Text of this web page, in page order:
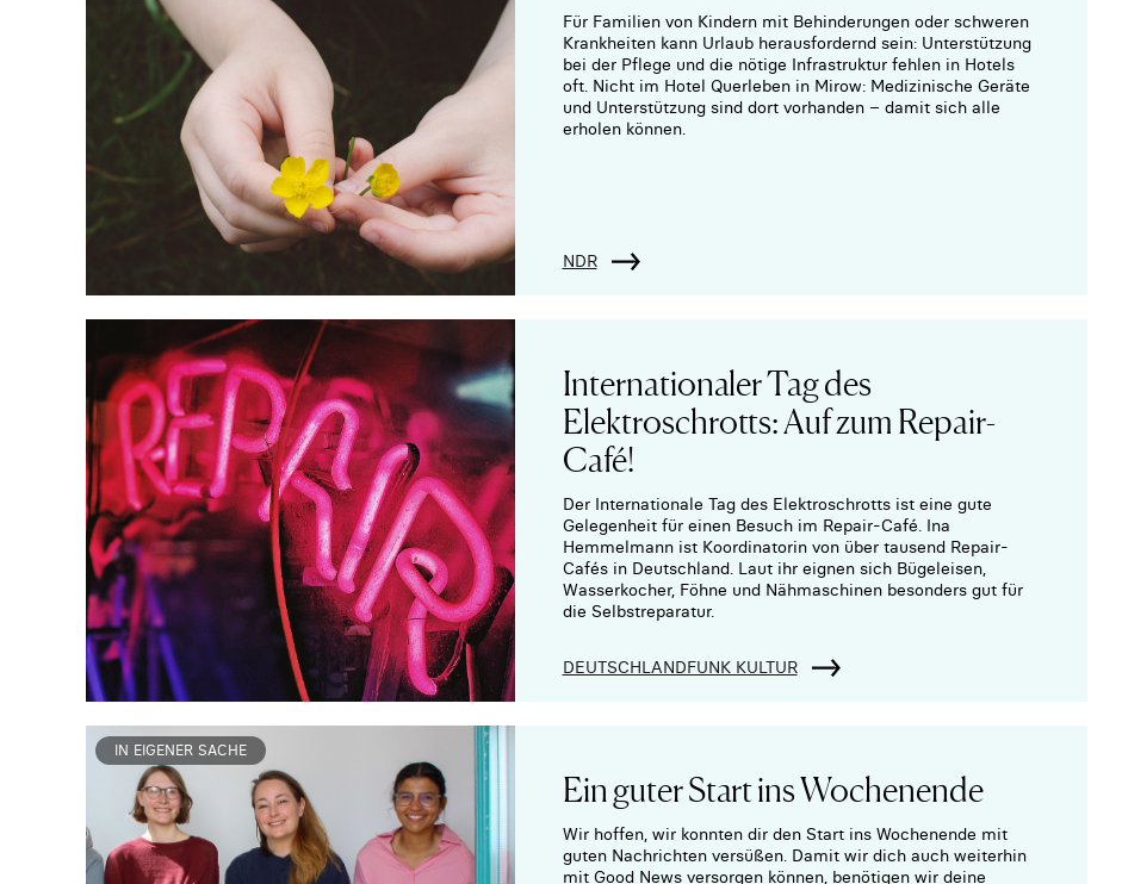
Für Familien von Kindern mit Behinderungen oder schweren
Krankheiten kann Urlaub herausfordernd sein: Unterstützung
bei der Pflege und die nötige Infrastruktur fehlen in Hotels
oft. Nicht im Hotel Querleben in Mirow: Medizinische Geräte
und Unterstützung sind dort vorhanden – damit sich alle
erholen können.
NDR
Internationaler Tag des
Elektroschrotts: Auf zum Repair-
Café!
Der Internationale Tag des Elektroschrotts ist eine gute
Gelegenheit für einen Besuch im Repair-Café. Ina
Hemmelmann ist Koordinatorin von über tausend Repair-
Cafés in Deutschland. Laut ihr eignen sich Bügeleisen,
Wasserkocher, Föhne und Nähmaschinen besonders gut für
die Selbstreparatur.
DEUTSCHLANDFUNK KULTUR
IN EIGENER SACHE
Ein guter Start ins Wochenende
Wir hoffen, wir konnten dir den Start ins Wochenende mit
guten Nachrichten versüßen. Damit wir dich auch weiterhin
mit Good News versorgen können, benötigen wir deine